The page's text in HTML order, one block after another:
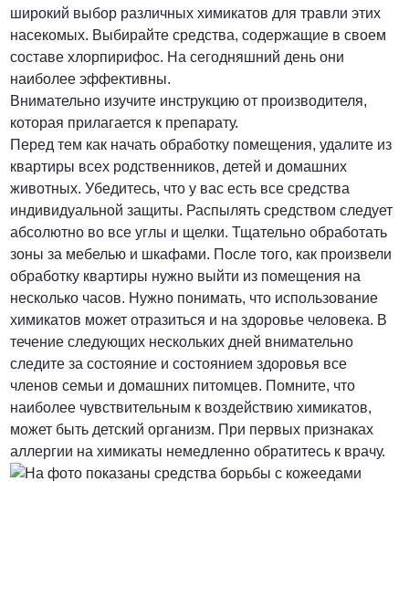
широкий выбор различных химикатов для травли этих
насекомых. Выбирайте средства, содержащие в своем
составе хлорпирифос. На сегодняшний день они
наиболее эффективны.
Внимательно изучите инструкцию от производителя,
которая прилагается к препарату.
Перед тем как начать обработку помещения, удалите из
квартиры всех родственников, детей и домашних
животных. Убедитесь, что у вас есть все средства
индивидуальной защиты. Распылять средством следует
абсолютно во все углы и щелки. Тщательно обработать
зоны за мебелью и шкафами. После того, как произвели
обработку квартиры нужно выйти из помещения на
несколько часов. Нужно понимать, что использование
химикатов может отразиться и на здоровье человека. В
течение следующих нескольких дней внимательно
следите за состояние и состоянием здоровья все
членов семьи и домашних питомцев. Помните, что
наиболее чувствительным к воздействию химикатов,
может быть детский организм. При первых признаках
аллергии на химикаты немедленно обратитесь к врачу.